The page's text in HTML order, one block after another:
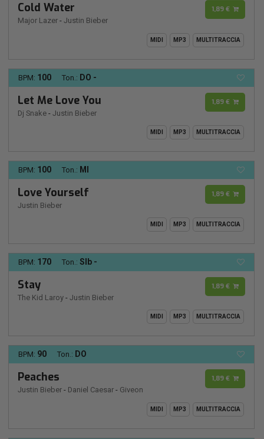
Cold Water
Major Lazer - Justin Bieber
1,89 €
MIDI MP3 MULTITRACCIA
BPM: 100 Ton.: DO -
Let Me Love You
Dj Snake - Justin Bieber
1,89 €
MIDI MP3 MULTITRACCIA
BPM: 100 Ton.: MI
Love Yourself
Justin Bieber
1,89 €
MIDI MP3 MULTITRACCIA
BPM: 170 Ton.: SIb -
Stay
The Kid Laroy - Justin Bieber
1,89 €
MIDI MP3 MULTITRACCIA
BPM: 90 Ton.: DO
Peaches
Justin Bieber - Daniel Caesar - Giveon
1,89 €
MIDI MP3 MULTITRACCIA